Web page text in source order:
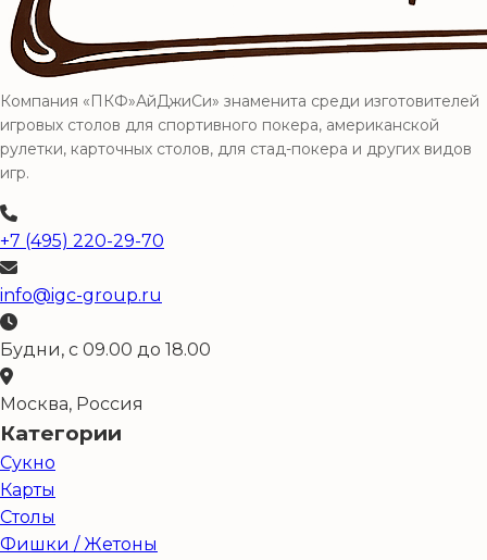
Компания «ПКФ»АйДжиСи» знаменита среди изготовителей
игровых столов для спортивного покера, американской
рулетки, карточных столов, для стад-покера и других видов
игр.
+7 (495) 220-29-70
info@igc-group.ru
Будни, с 09.00 до 18.00
Москва, Россия
Категории
Сукно
Карты
Столы
Фишки / Жетоны